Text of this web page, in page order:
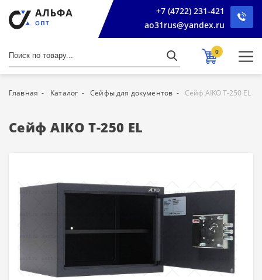
+7 (4722) 231-421
ao31rus@yandex.ru
0
Главная Каталог Сейфы для документов Сейф AIKO Т-250 EL
Сейф AIKO Т-250 EL